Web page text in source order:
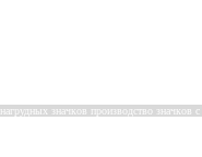
значков производство